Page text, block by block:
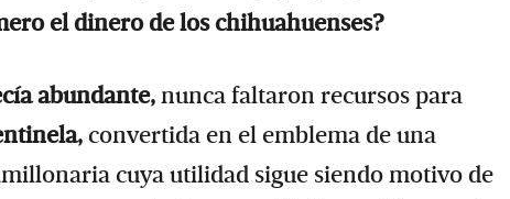
el dinero de los chihuahuenses?
abundante,nunca faltaron recursos para
convertida en el emblema de una
cuya utilidad sigue siendo motivo de